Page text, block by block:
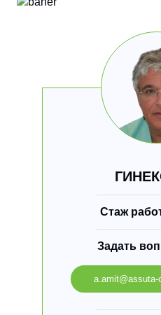
Стаж
Задать
a.amit@assuta-